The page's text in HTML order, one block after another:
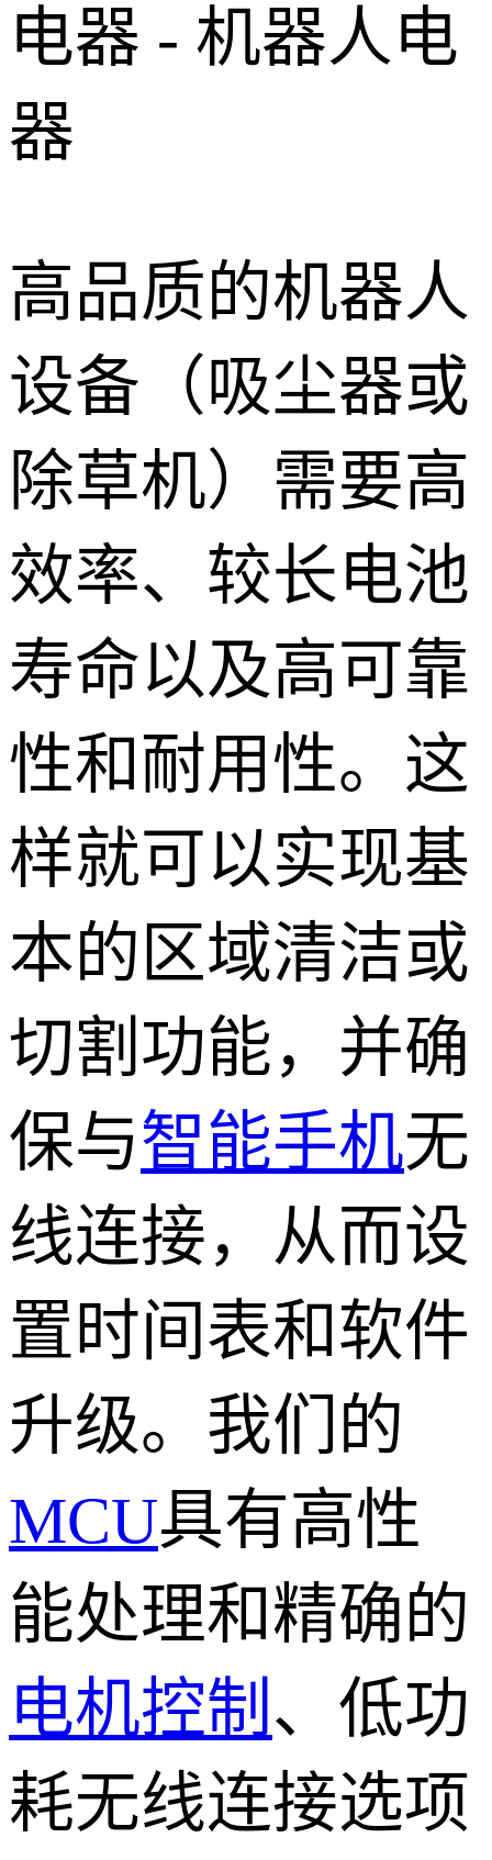
电器 - 机器人电
器
高品质的机器人
设备（吸尘器或
除草机）需要高
效率、较长电池
寿命以及高可靠
性和耐用性。这
样就可以实现基
本的区域清洁或
切割功能，并确
保与智能手机无
线连接，从而设
置时间表和软件
升级。我们的
MCU具有高性
能处理和精确的
电机控制 、低功
耗无线连接选项